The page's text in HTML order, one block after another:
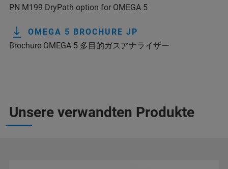
PN M199 DryPath option for OMEGA 5
OMEGA 5 BROCHURE JP
Brochure OMEGA 5 多目的ガスアナライザー
Unsere verwandten Produkte